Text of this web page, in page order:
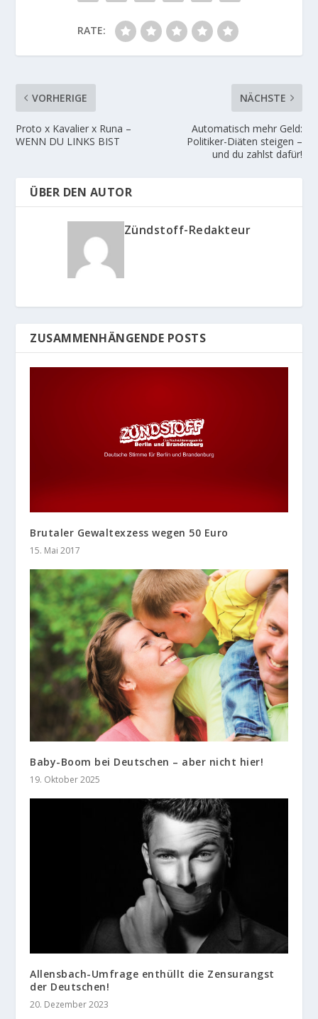
RATE:
VORHERIGE
Proto x Kavalier x Runa –
WENN DU LINKS BIST
NÄCHSTE
Automatisch mehr Geld:
Politiker-Diäten steigen –
und du zahlst dafür!
ÜBER DEN AUTOR
Zündstoff-Redakteur
ZUSAMMENHÄNGENDE POSTS
Brutaler Gewaltexzess wegen 50 Euro
15. Mai 2017
Baby-Boom bei Deutschen – aber nicht hier!
19. Oktober 2025
Allensbach-Umfrage enthüllt die Zensurangst
der Deutschen!
20. Dezember 2023